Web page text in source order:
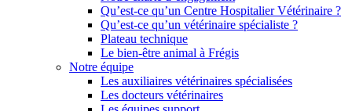
Qu’est-ce qu’un Centre Hospitalier Vétérinaire ?
Qu’est-ce qu’un vétérinaire spécialiste ?
Plateau technique
Le bien-être animal à Frégis
Notre équipe
Les auxiliaires vétérinaires spécialisées
Les docteurs vétérinaires